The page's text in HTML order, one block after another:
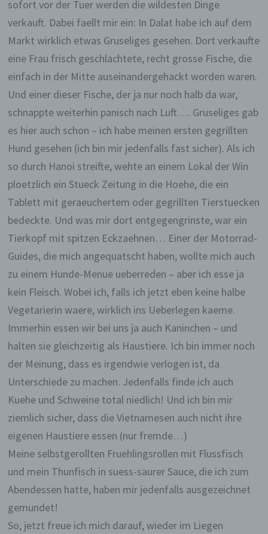
sofort vor der Tuer werden die wildesten Dinge
verkauft. Dabei faellt mir ein: In Dalat habe ich auf dem
Markt wirklich etwas Gruseliges gesehen. Dort verkaufte
eine Frau frisch geschlachtete, recht grosse Fische, die
einfach in der Mitte auseinandergehackt worden waren.
Und einer dieser Fische, der ja nur noch halb da war,
schnappte weiterhin panisch nach Luft…. Gruseliges gab
es hier auch schon – ich habe meinen ersten gegrillten
Hund gesehen (ich bin mir jedenfalls fast sicher). Als ich
so durch Hanoi streifte, wehte an einem Lokal der Win
ploetzlich ein Stueck Zeitung in die Hoehe, die ein
Tablett mit geraeuchertem oder gegrillten Tierstuecken
bedeckte. Und was mir dort entgegengrinste, war ein
Tierkopf mit spitzen Eckzaehnen… Einer der Motorrad-
Guides, die mich angequatscht haben, wollte mich auch
zu einem Hunde-Menue ueberreden – aber ich esse ja
kein Fleisch. Wobei ich, falls ich jetzt eben keine halbe
Vegetarierin waere, wirklich ins Ueberlegen kaeme.
Immerhin essen wir bei uns ja auch Kaninchen – und
halten sie gleichzeitig als Haustiere. Ich bin immer noch
der Meinung, dass es irgendwie verlogen ist, da
Unterschiede zu machen. Jedenfalls finde ich auch
Kuehe und Schweine total niedlich! Und ich bin mir
ziemlich sicher, dass die Vietnamesen auch nicht ihre
eigenen Haustiere essen (nur fremde…)
Meine selbstgerollten Fruehlingsrollen mit Flussfisch
und mein Thunfisch in suess-saurer Sauce, die ich zum
Abendessen hatte, haben mir jedenfalls ausgezeichnet
gemundet!
So, jetzt freue ich mich darauf, wieder im Liegen